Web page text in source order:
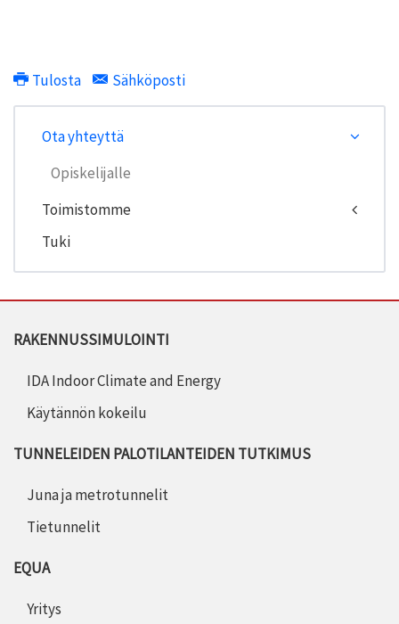
Tulosta Sähköposti
Ota yhteyttä
Opiskelijalle
Toimistomme
Tuki
RAKENNUSSIMULOINTI
IDA Indoor Climate and Energy
Käytännön kokeilu
TUNNELEIDEN PALOTILANTEIDEN TUTKIMUS
Juna ja metrotunnelit
Tietunnelit
EQUA
Yritys